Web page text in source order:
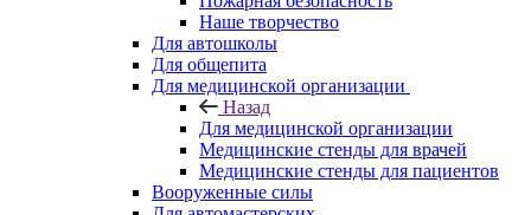
Наше творчество
Для автошколы
Для общепита
Для медицинской организации
Назад
Для медицинской организации
Медицинские стенды для врачей
Медицинские стенды для пациентов
Вооруженные силы